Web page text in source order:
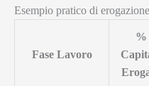
Esempio pratico di
Fase Lavoro
%